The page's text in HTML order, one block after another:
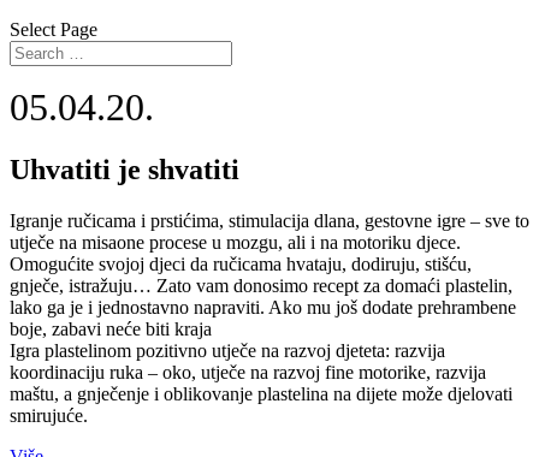
Select Page
05.04.20.
Uhvatiti je shvatiti
Igranje ručicama i prstićima, stimulacija dlana, gestovne igre – sve to
utječe na misaone procese u mozgu, ali i na motoriku djece.
Omogućite svojoj djeci da ručicama hvataju, dodiruju, stišću,
gnječe, istražuju… Zato vam donosimo recept za domaći plastelin,
lako ga je i jednostavno napraviti. Ako mu još dodate prehrambene
boje, zabavi neće biti kraja
Igra plastelinom pozitivno utječe na razvoj djeteta: razvija
koordinaciju ruka – oko, utječe na razvoj fine motorike, razvija
maštu, a gnječenje i oblikovanje plastelina na dijete može djelovati
smirujuće.